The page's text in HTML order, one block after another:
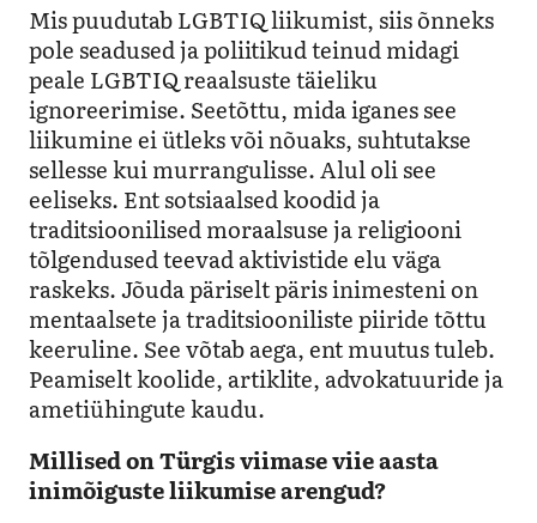
Mis puudutab LGBTIQ liikumist, siis õnneks
pole seadused ja poliitikud teinud midagi
peale LGBTIQ reaalsuste täieliku
ignoreerimise. Seetõttu, mida iganes see
liikumine ei ütleks või nõuaks, suhtutakse
sellesse kui murrangulisse. Alul oli see
eeliseks. Ent sotsiaalsed koodid ja
traditsioonilised moraalsuse ja religiooni
tõlgendused teevad aktivistide elu väga
raskeks. Jõuda päriselt päris inimesteni on
mentaalsete ja traditsiooniliste piiride tõttu
keeruline. See võtab aega, ent muutus tuleb.
Peamiselt koolide, artiklite, advokatuuride ja
ametiühingute kaudu.
Millised on Türgis viimase viie aasta
inimõiguste liikumise arengud?